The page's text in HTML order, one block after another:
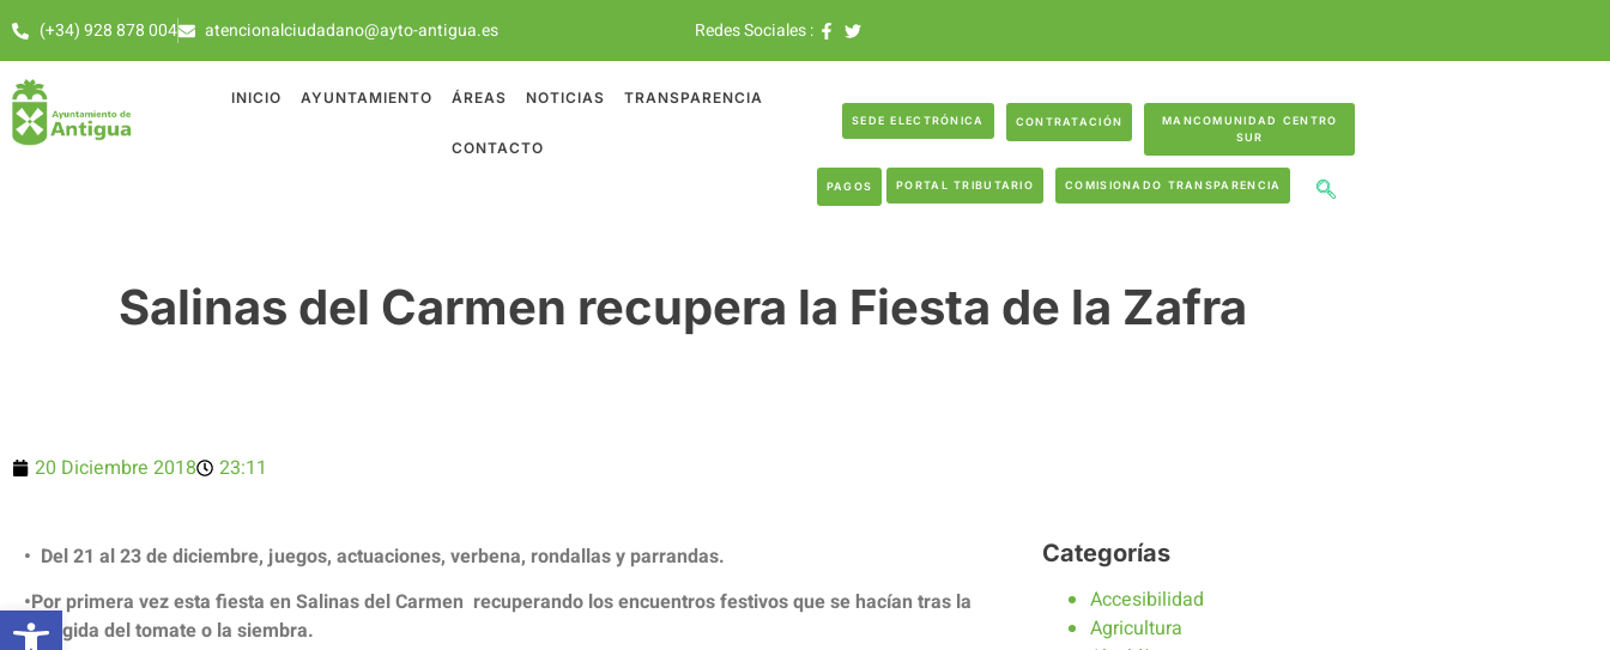
(+34) 928 878 004 atencionalciudadano@ayto-antigua.es Redes Sociales :
INICIO AYUNTAMIENTO ÁREAS NOTICIAS TRANSPARENCIA
CONTACTO
SEDE ELECTRÓNICA CONTRATACIÓN
MANCOMUNIDAD CENTRO
SUR
PAGOS PORTAL TRIBUTARIO COMISIONADO TRANSPARENCIA
Salinas del Carmen recupera la Fiesta de la Zafra
20 Diciembre 2018 23:11
• Del 21 al 23 de diciembre, juegos, actuaciones, verbena, rondallas y parrandas.
•Por primera vez esta fiesta en Salinas del Carmen recuperando los encuentros festivos que se hacían tras la
recogida del tomate o la siembra.
Categorías
Accesibilidad
Agricultura
Abrir barra de herramientas